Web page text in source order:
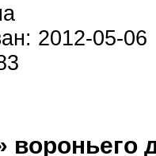
2012-05-06
вороньего